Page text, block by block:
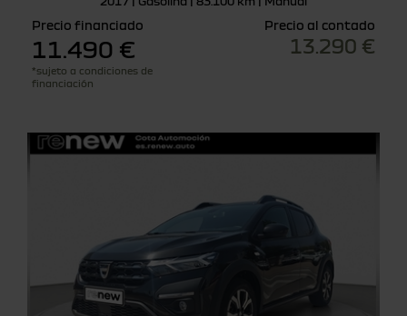
Precio financiado
11.490 €
*sujeto a condiciones de
financiación
Precio al contado
13.290 €